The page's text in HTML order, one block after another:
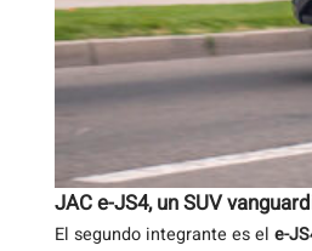
JAC e-JS4, unSUV
El segundo integrante es el e-